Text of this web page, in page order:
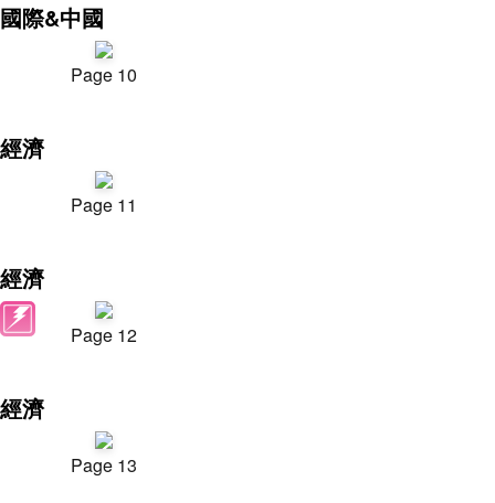
國際&中國
Page 10
經濟
Page 11
經濟
Page 12
經濟
Page 13